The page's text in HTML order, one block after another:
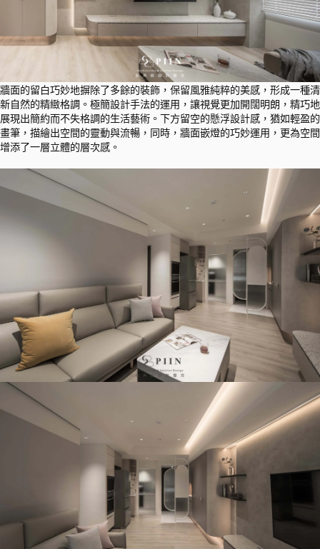
牆面的留白巧妙地摒除了多餘的裝飾，保留風雅純粹的美感，形成一種清
新自然的精緻格調。極簡設計手法的運用，讓視覺更加開闊明朗，精巧地
展現出簡約而不失格調的生活藝術。下方留空的懸浮設計感，猶如輕盈的
畫筆，描繪出空間的靈動與流暢，同時，牆面嵌燈的巧妙運用，更為空間
增添了一層立體的層次感。